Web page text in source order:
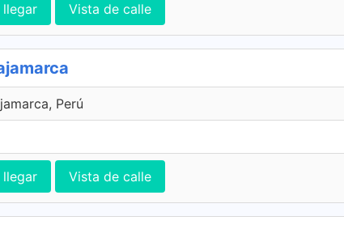
llegar Vista de calle
Perú
llegar Vista de calle